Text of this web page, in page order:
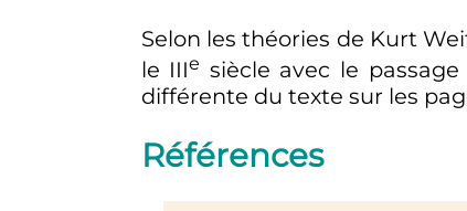
Selon les théories de Kurt
le IIIe siècle avec le
différente du texte sur les
Références